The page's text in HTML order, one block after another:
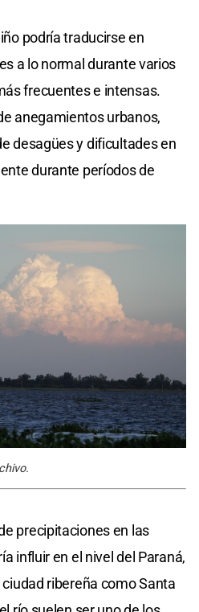
podría traducirse en
a lo normal durante varios
frecuentes e intensas.
anegamientos urbanos,
desagües y dificultades en
durante períodos de
precipitaciones en las
influir en el nivel del Paraná,
ribereña como Santa